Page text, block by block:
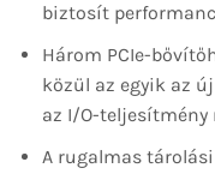
biztosít
Három PCIe-
közül az egyik az
az I/O-teljesítmény
A rugalmas